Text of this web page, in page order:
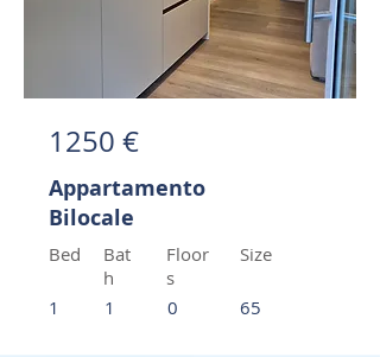
1250 €
Appartamento
Bilocale
Bed
1
Bat
h
1
Floor
s
0
Size
65